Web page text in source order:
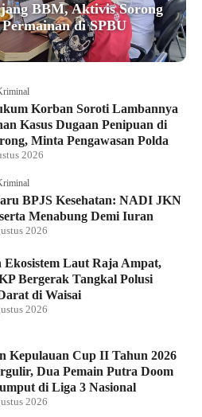
BBM, Aktivis Sorong
di SPBU
Korban Soroti Lambannya
Kasus Dugaan Penipuan di
Minta Pengawasan Polda
2026
BPJS Kesehatan: NADI JKN
Menabung Demi Iuran
2026
Ekosistem Laut Raja Ampat,
Bergerak Tangkal Polusi
di Waisai
2026
Kepulauan Cup II Tahun 2026
Dua Pemain Putra Doom
di Liga 3 Nasional
2026